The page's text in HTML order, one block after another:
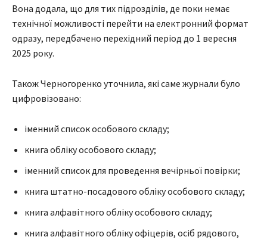
Вона додала, що для тих підрозділів, де поки немає
технічної можливості перейти на електронний формат
одразу, передбачено перехідний період до 1 вересня
2025 року.
Також Черногоренко уточнила, які саме журнали було
цифровізовано:
іменний список особового складу;
книга обліку особового складу;
іменний список для проведення вечірньої повірки;
книга штатно-посадового обліку особового складу;
книга алфавітного обліку особового складу;
книга алфавітного обліку офіцерів, осіб рядового,